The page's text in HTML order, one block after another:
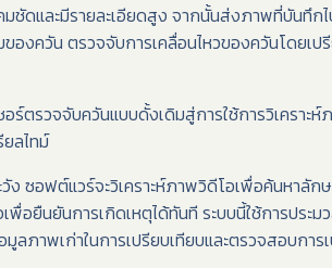
และมีรายละเอียดสูง จากนั้นส่งภาพที่บันทึกไ
งควัน ตรวจจับการเคลื่อนไหวของควันโดยเป
ตรวจจับควันแบบดั้งเดิมสู่การใช้การวิเครา
ลไทม์
ซอฟต์แวร์จะวิเคราะห์ภาพวิดีโอเพื่อค้นหาลัก
นยันการเกิดเหตุได้ทันที ระบบนี้ใช้การประมว
ลภาพเก่าในการเปรียบเทียบและตรวจสอบก